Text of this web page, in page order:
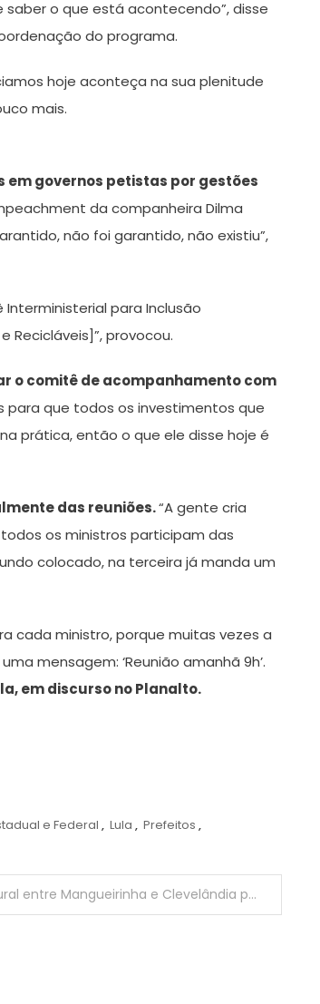
o que está acontecendo”, disse
do programa.
hoje aconteça na sua plenitude
mais.
governos petistas por gestões
da companheira Dilma
não foi garantido, não existiu”,
Interministerial para Inclusão
Recicláveis]”, provocou.
o comitê de acompanhamento com
que todos os investimentos que
prática, então o que ele disse hoje é
das reuniões.“A gente cria
os ministros participam das
colocado, na terceira já manda um
cada ministro, porque muitas vezes a
mensagem: ‘Reunião amanhã 9h’.
em discurso no Planalto.
e Federal , Lula , Prefeitos ,
Estrada rural entre Mangueirinha e Clevelândia possuirá investimentos de R$ 8 milhões